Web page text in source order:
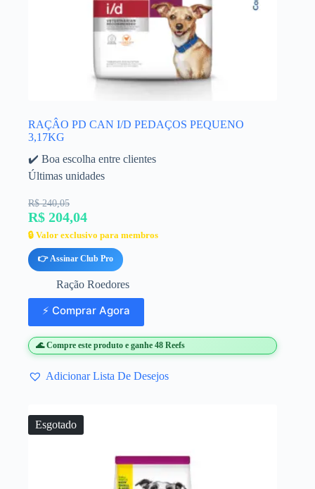
RAÇÂO PD CAN I/D PEDAÇOS PEQUENO
3,17KG
✔️ Boa escolha entre clientes
Últimas unidades
R$ 240,05
R$ 204,04
🔒 Valor exclusivo para membros
👉 Assinar Club Pro
Ração Roedores
⚡ Comprar Agora
🌊 Compre este produto e ganhe 48 Reefs
Adicionar Lista De Desejos
Esgotado